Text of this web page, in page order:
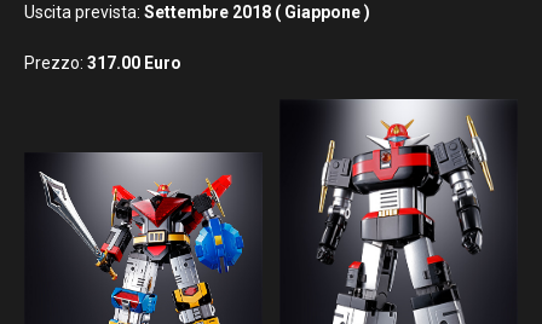
Uscita prevista: Settembre 2018 ( Giappone )
Prezzo: 317.00 Euro